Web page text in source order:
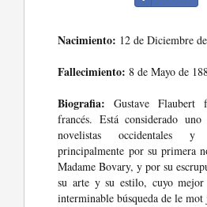
Nacimiento: 12 de Diciembre
Fallecimiento: 8 de Mayo de
Biografia: Gustave Flaubert
francés. Está considerado
novelistas occidentales
principalmente por su primera
Madame Bovary, y por su
su arte y su estilo, cuyo
interminable búsqueda de le mot